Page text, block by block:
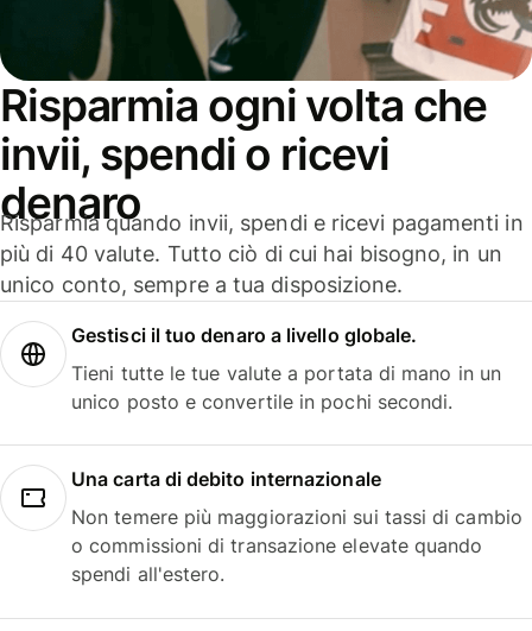
Risparmia ogni volta che
invii, spendi o ricevi
denaro
Risparmia quando invii, spendi e ricevi pagamenti in
più di 40 valute. Tutto ciò di cui hai bisogno, in un
unico conto, sempre a tua disposizione.
Gestisci il tuo denaro a livello globale.
Tieni tutte le tue valute a portata di mano in un
unico posto e convertile in pochi secondi.
Una carta di debito internazionale
Non temere più maggiorazioni sui tassi di cambio
o commissioni di transazione elevate quando
spendi all'estero.